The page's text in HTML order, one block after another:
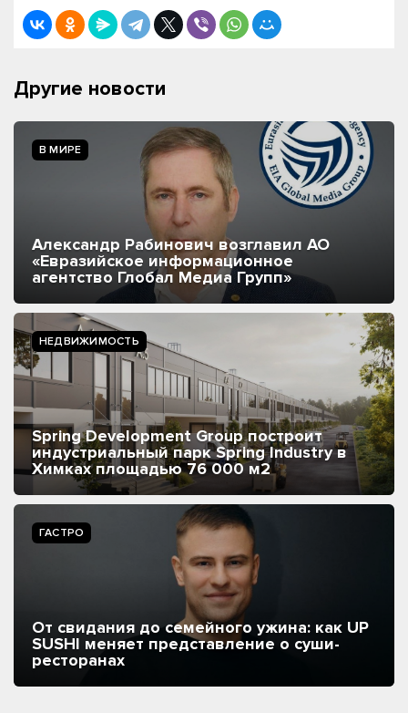
Другие новости
В МИРЕ
Александр Рабинович возглавил АО
«Евразийское информационное
агентство Глобал Медиа Групп»
НЕДВИЖИМОСТЬ
Spring Development Group построит
индустриальный парк Spring Industry в
Химках площадью 76 000 м2
ГАСТРО
От свидания до семейного ужина: как UP
SUSHI меняет представление о суши-
ресторанах